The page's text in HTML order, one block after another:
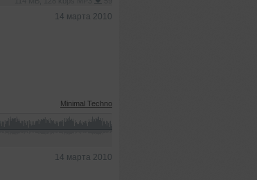
14 марта 2010
Minimal Techno
14 марта 2010